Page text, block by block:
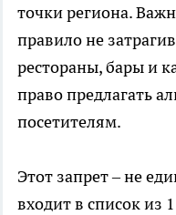
точки региона.
правило не
рестораны, бары и
право предлагать
посетителям.
Этот запрет – не
входит в список из